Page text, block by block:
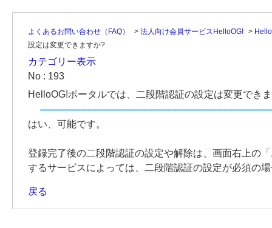
よくあるお問い合わせ（FAQ） > 法人向け会員サービスHelloOG! >
設定は変更できますか?
カテゴリー表示
No : 193
HelloOG!ポータルでは、二段階認証の設定は変更でき
はい、可能です。
登録完了後の二段階認証の設定や解除は、画面右上の
するサービスによっては、二段階認証の設定が必須の
戻る